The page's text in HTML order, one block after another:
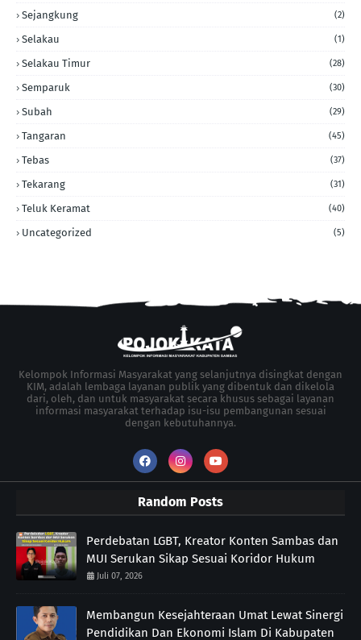
Sejangkung (2)
Selakau (1)
Selakau Timur (28)
Semparuk (30)
Subah (29)
Tangaran (45)
Tebas (37)
Tekarang (31)
Teluk Keramat (40)
Uncategorized (5)
Kelompok Informasi Masyarakat yang selanjutnya disingkat dengan
KIM, adalah lembaga layanan publik yang dibentuk dan dikelola
dari, oleh, dan untuk masyarakat secara khusus sebagai layanan
informasi masyarakat terhadap isu-isu pembangunan sesuai
dengan kebutuhannya.
Random Posts
Perdebatan LGBT, Kreator Konten Sambas dan
MUI Serukan Sikap Sesuai Koridor Hukum
Juli 07, 2026
Membangun Kesejahteraan Umat Lewat Sinergi
Pendidikan Dan Ekonomi Islam Di Kabupaten